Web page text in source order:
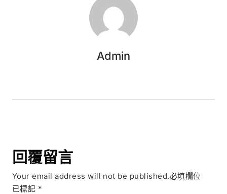
Admin
回覆留言
Your email address will not be published.必填欄位
已標記 *